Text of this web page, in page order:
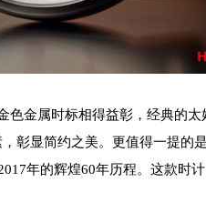
色金属时标相得益彰，经典的
彰显简约之美。更值得一提的
年的辉煌60年历程。这款时计